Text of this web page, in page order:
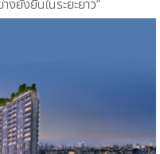
งยั่งยืนในระยะยาว”